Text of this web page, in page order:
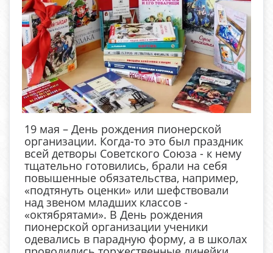
19 мая – День рождения пионерской
организации. Когда-то это был праздник
всей детворы Советского Союза - к нему
тщательно готовились, брали на себя
повышенные обязательства, например,
«подтянуть оценки» или шефствовали
над звеном младших классов -
«октябрятами». В День рождения
пионерской организации ученики
одевались в парадную форму, а в школах